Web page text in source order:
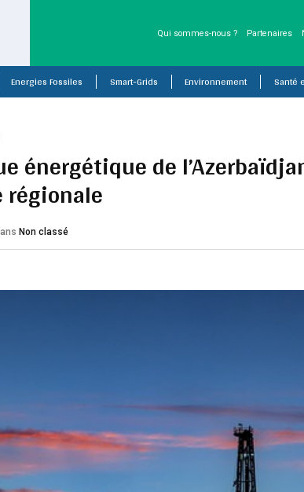
Qui sommes-nous ? Partenaires
Energies Fossiles Smart-Grids Environnement Santé
énergétique de
Non classé